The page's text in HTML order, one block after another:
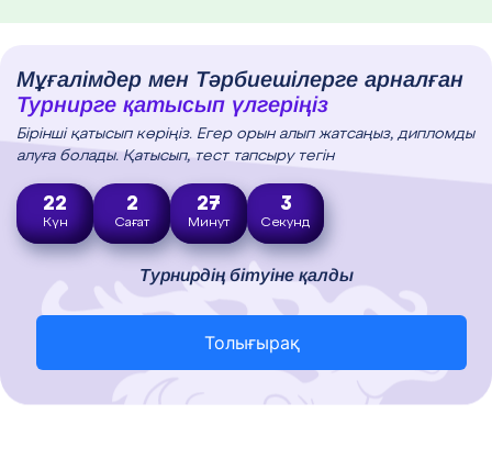
Мұғалімдер мен Тәрбиешілерге арналған
Турнирге қатысып үлгеріңіз
Бірінші қатысып көріңіз. Егер орын алып жатсаңыз, дипломды
алуға болады. Қатысып, тест тапсыру тегін
22
Күн
2
Сағат
27
Минут
2
Секунд
Турнирдің бітуіне қалды
Толығырақ